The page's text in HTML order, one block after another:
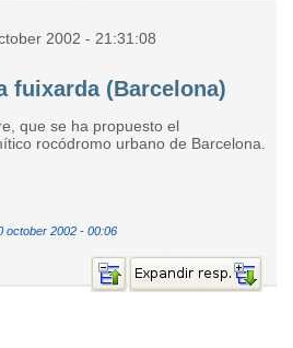
2002 - 21:31:08
fuixarda (Barcelona)
que se ha propuesto el
rocódromo urbano de Barcelona.
october 2002 - 00:06